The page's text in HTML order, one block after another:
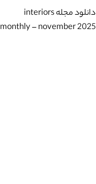
دانلود مجله interiors
monthly – november 2025